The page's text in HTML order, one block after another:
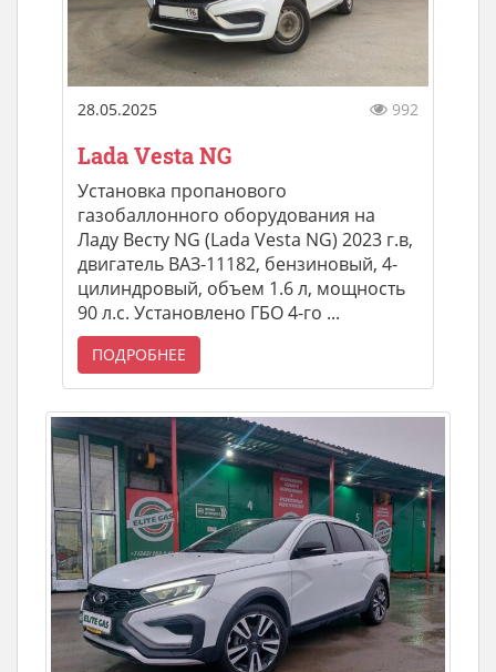
28.05.2025 992
Lada Vesta NG
Установка пропанового
газобаллонного оборудования на
Ладу Весту NG (Lada Vesta NG) 2023 г.в,
двигатель ВАЗ-11182, бензиновый, 4-
цилиндровый, объем 1.6 л, мощность
90 л.с. Установлено ГБО 4-го ...
ПОДРОБНЕЕ